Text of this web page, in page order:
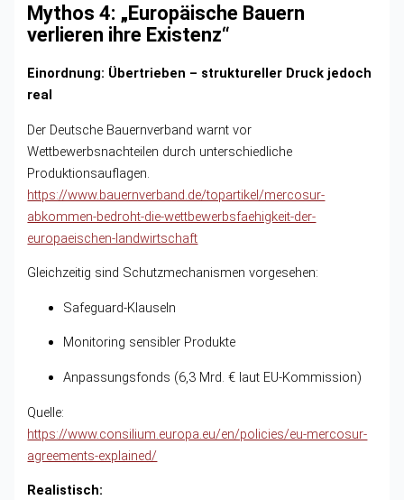
Mythos 4: „Europäische Bauern
verlieren ihre Existenz“
Einordnung: Übertrieben – struktureller Druck jedoch
real
Der Deutsche Bauernverband warnt vor
Wettbewerbsnachteilen durch unterschiedliche
Produktionsauflagen.
https://www.bauernverband.de/topartikel/mercosur-
abkommen-bedroht-die-wettbewerbsfaehigkeit-der-
europaeischen-landwirtschaft
Gleichzeitig sind Schutzmechanismen vorgesehen:
Safeguard-Klauseln
Monitoring sensibler Produkte
Anpassungsfonds (6,3 Mrd. € laut EU-Kommission)
Quelle:
https://www.consilium.europa.eu/en/policies/eu-mercosur-
agreements-explained/
Realistisch: